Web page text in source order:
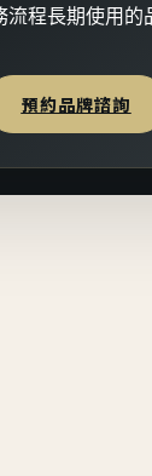
流程長期使用的
預約品牌諮詢